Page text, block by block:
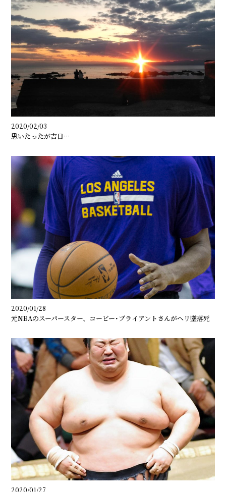
2020/02/03
思いたったが吉日…
2020/01/28
元NBAのスーパースター、コービー･ブライアントさんがヘリ墜落死
2020/01/27